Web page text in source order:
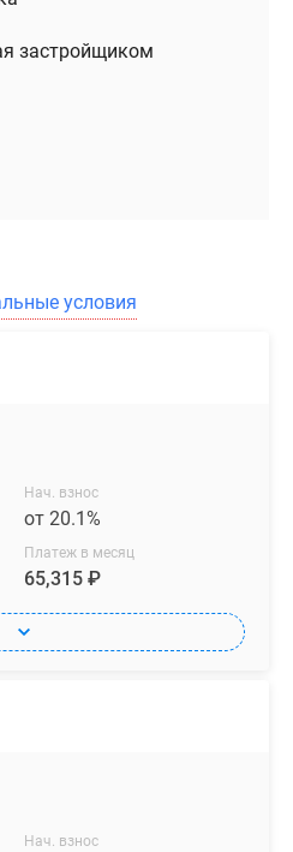
застройщиком
условия
Нач. взнос
от 20.1%
Платеж в месяц
65,315 ₽
Нач. взнос